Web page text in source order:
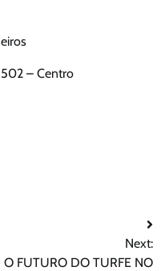
502 – Centro
Next:
O FUTURO DO TURFE NO